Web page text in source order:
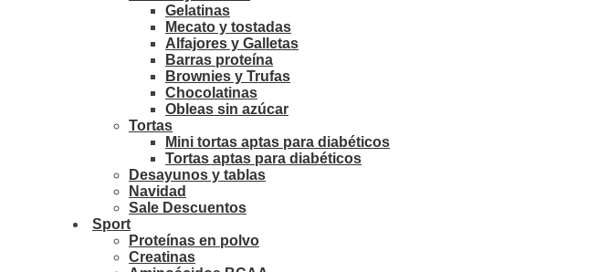
Gelatinas
Mecato y tostadas
Alfajores y Galletas
Barras proteína
Brownies y Trufas
Chocolatinas
Obleas sin azúcar
Tortas
Mini tortas aptas para diabéticos
Tortas aptas para diabéticos
Desayunos y tablas
Navidad
Sale Descuentos
Sport
Proteínas en polvo
Creatinas